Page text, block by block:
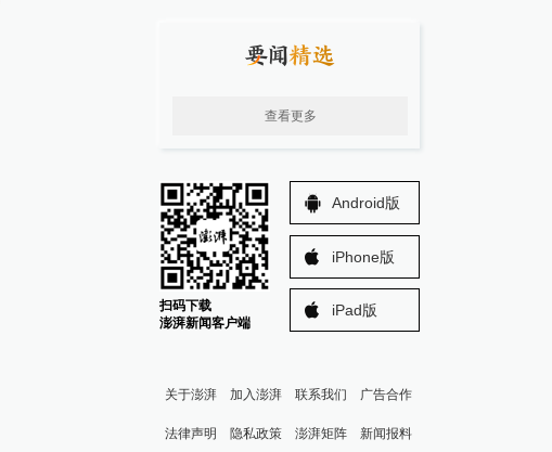
查看更多
扫码下载
澎湃新闻客户端
Android版
iPhone版
iPad版
关于澎湃 加入澎湃 联系我们 广告合作
法律声明 隐私政策 澎湃矩阵 新闻报料